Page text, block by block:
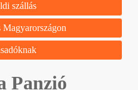
szállás
Magyarországon
Panzió